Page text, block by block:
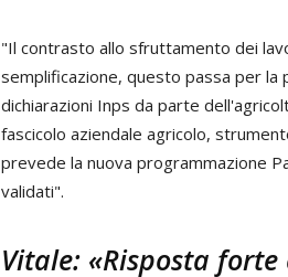
"Il contrasto allo sfruttamento dei
semplificazione, questo passa per la
dichiarazioni Inps da parte
fascicolo aziendale agricolo,
prevede la nuova programmazione
validati".
Vitale: «Risposta